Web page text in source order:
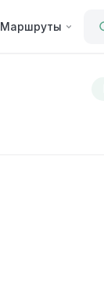
Маршруты